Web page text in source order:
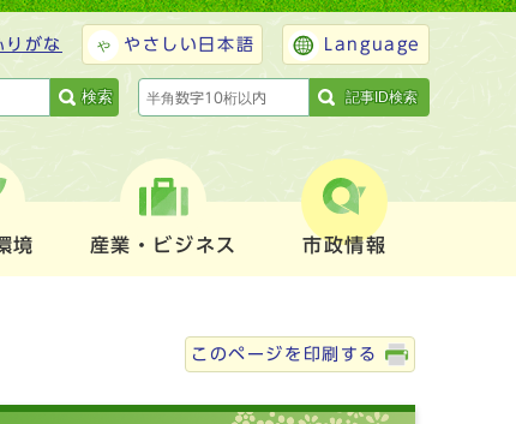
りがな やさしい日本語 Language
検索 記事ID検索
境 産業・ビジネス 市政情報
このページを印刷する